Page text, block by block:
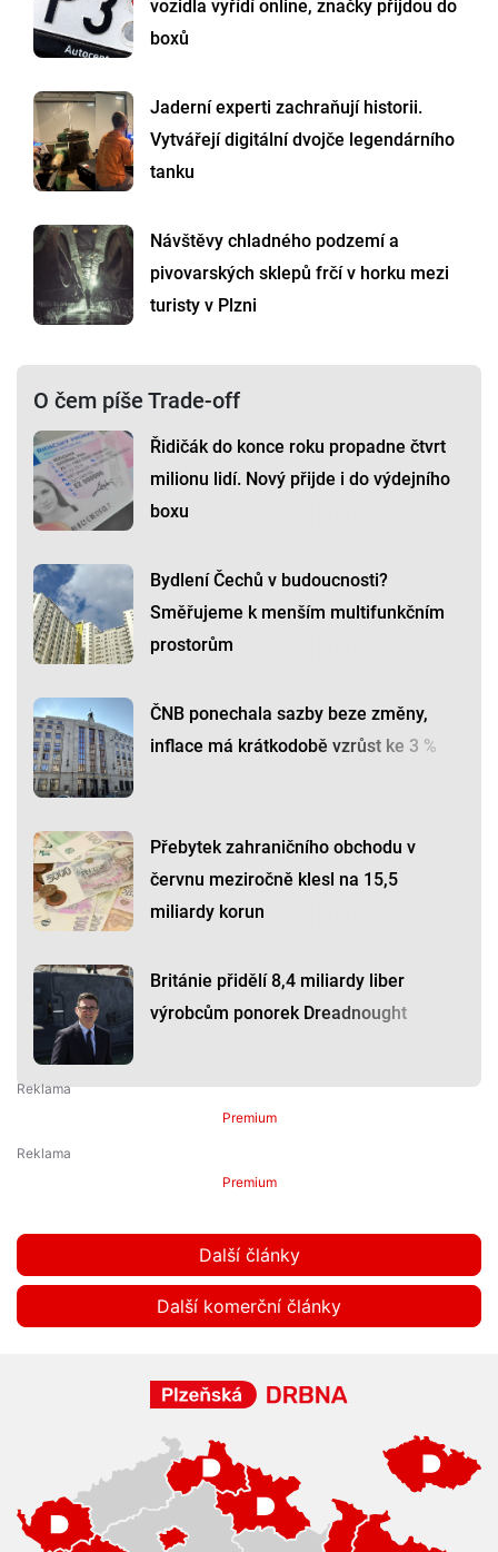
vozidla vyřídí online, značky přijdou do
boxů
Jaderní experti zachraňují historii.
Vytvářejí digitální dvojče legendárního
tanku
Návštěvy chladného podzemí a
pivovarských sklepů frčí v horku mezi
turisty v Plzni
O čem píše Trade-off
Řidičák do konce roku propadne čtvrt
milionu lidí. Nový přijde i do výdejního
boxu
Bydlení Čechů v budoucnosti?
Směřujeme k menším multifunkčním
prostorům
ČNB ponechala sazby beze změny,
inflace má krátkodobě vzrůst ke 3 %
Přebytek zahraničního obchodu v
červnu meziročně klesl na 15,5
miliardy korun
Británie přidělí 8,4 miliardy liber
výrobcům ponorek Dreadnought
Premium
Premium
Další články
Další komerční články